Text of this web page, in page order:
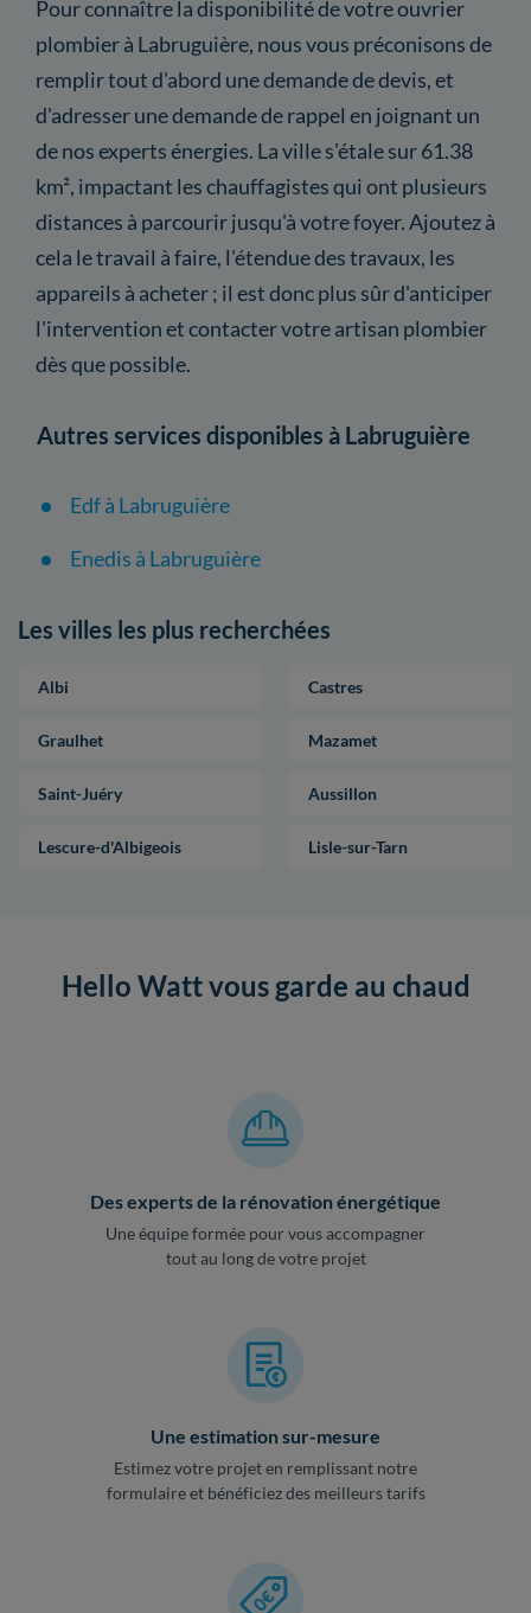
Pour connaître la disponibilité de votre ouvrier
plombier à Labruguière, nous vous préconisons de
remplir tout d'abord une demande de devis, et
d'adresser une demande de rappel en joignant un
de nos experts énergies. La ville s'étale sur 61.38
km², impactant les chauffagistes qui ont plusieurs
distances à parcourir jusqu'à votre foyer. Ajoutez à
cela le travail à faire, l'étendue des travaux, les
appareils à acheter ; il est donc plus sûr d'anticiper
l'intervention et contacter votre artisan plombier
dès que possible.
Autres services disponibles à Labruguière
Edf à Labruguière
Enedis à Labruguière
Les villes les plus recherchées
Albi Castres
Graulhet Mazamet
Saint-Juéry Aussillon
Lescure-d'Albigeois Lisle-sur-Tarn
Hello Watt vous garde au chaud
Des experts de la rénovation énergétique
Une équipe formée pour vous accompagner
tout au long de votre projet
Une estimation sur-mesure
Estimez votre projet en remplissant notre
formulaire et bénéficiez des meilleurs tarifs